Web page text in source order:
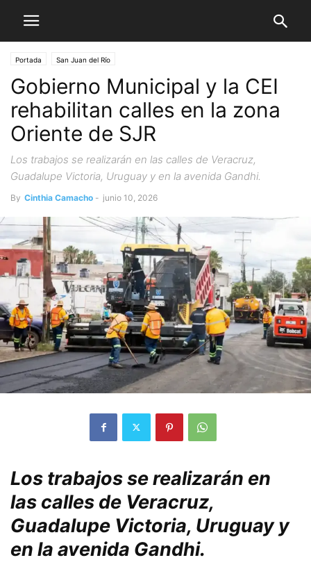
Portada San Juan del Río
Gobierno Municipal y la CEI
rehabilitan calles en la zona
Oriente de SJR
Los trabajos se realizarán en las calles de Veracruz,
Guadalupe Victoria, Uruguay y en la avenida Gandhi.
By Cinthia Camacho - junio 10, 2026
Los trabajos se realizarán en
las calles de Veracruz,
Guadalupe Victoria, Uruguay y
en la avenida Gandhi.